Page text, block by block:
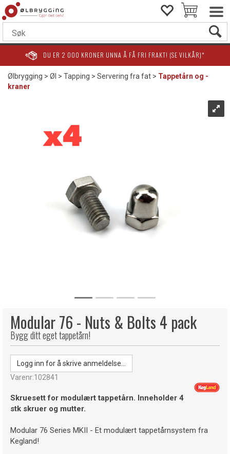
DU ER 2 000 KRONER UNNA Å FÅ FRI FRAKT! (SE VILKÅR)*
Ølbrygging>Øl >Tapping>Servering fra fat>Tappetårn og -
kraner
Modular 76 - Nuts & Bolts 4 pack
Bygg ditt eget tappetårn!
Logg inn for å skrive anmeldelse...
Varenr:102841
Skruesett for modulært tappetårn. Inneholder 4
stk skruer og mutter.
Modular 76 Series MKII - Et modulært tappetårnsystem fra
Kegland!